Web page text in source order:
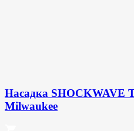
Насадка SHOCKWAVE
Milwaukee